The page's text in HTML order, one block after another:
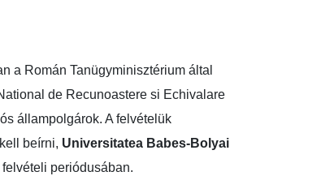
a Román Tanügyminisztérium által
de Recunoastere si Echivalare
állampolgárok. A felvételük
beírni, Universitatea Babes-Bolyai
periódusában.